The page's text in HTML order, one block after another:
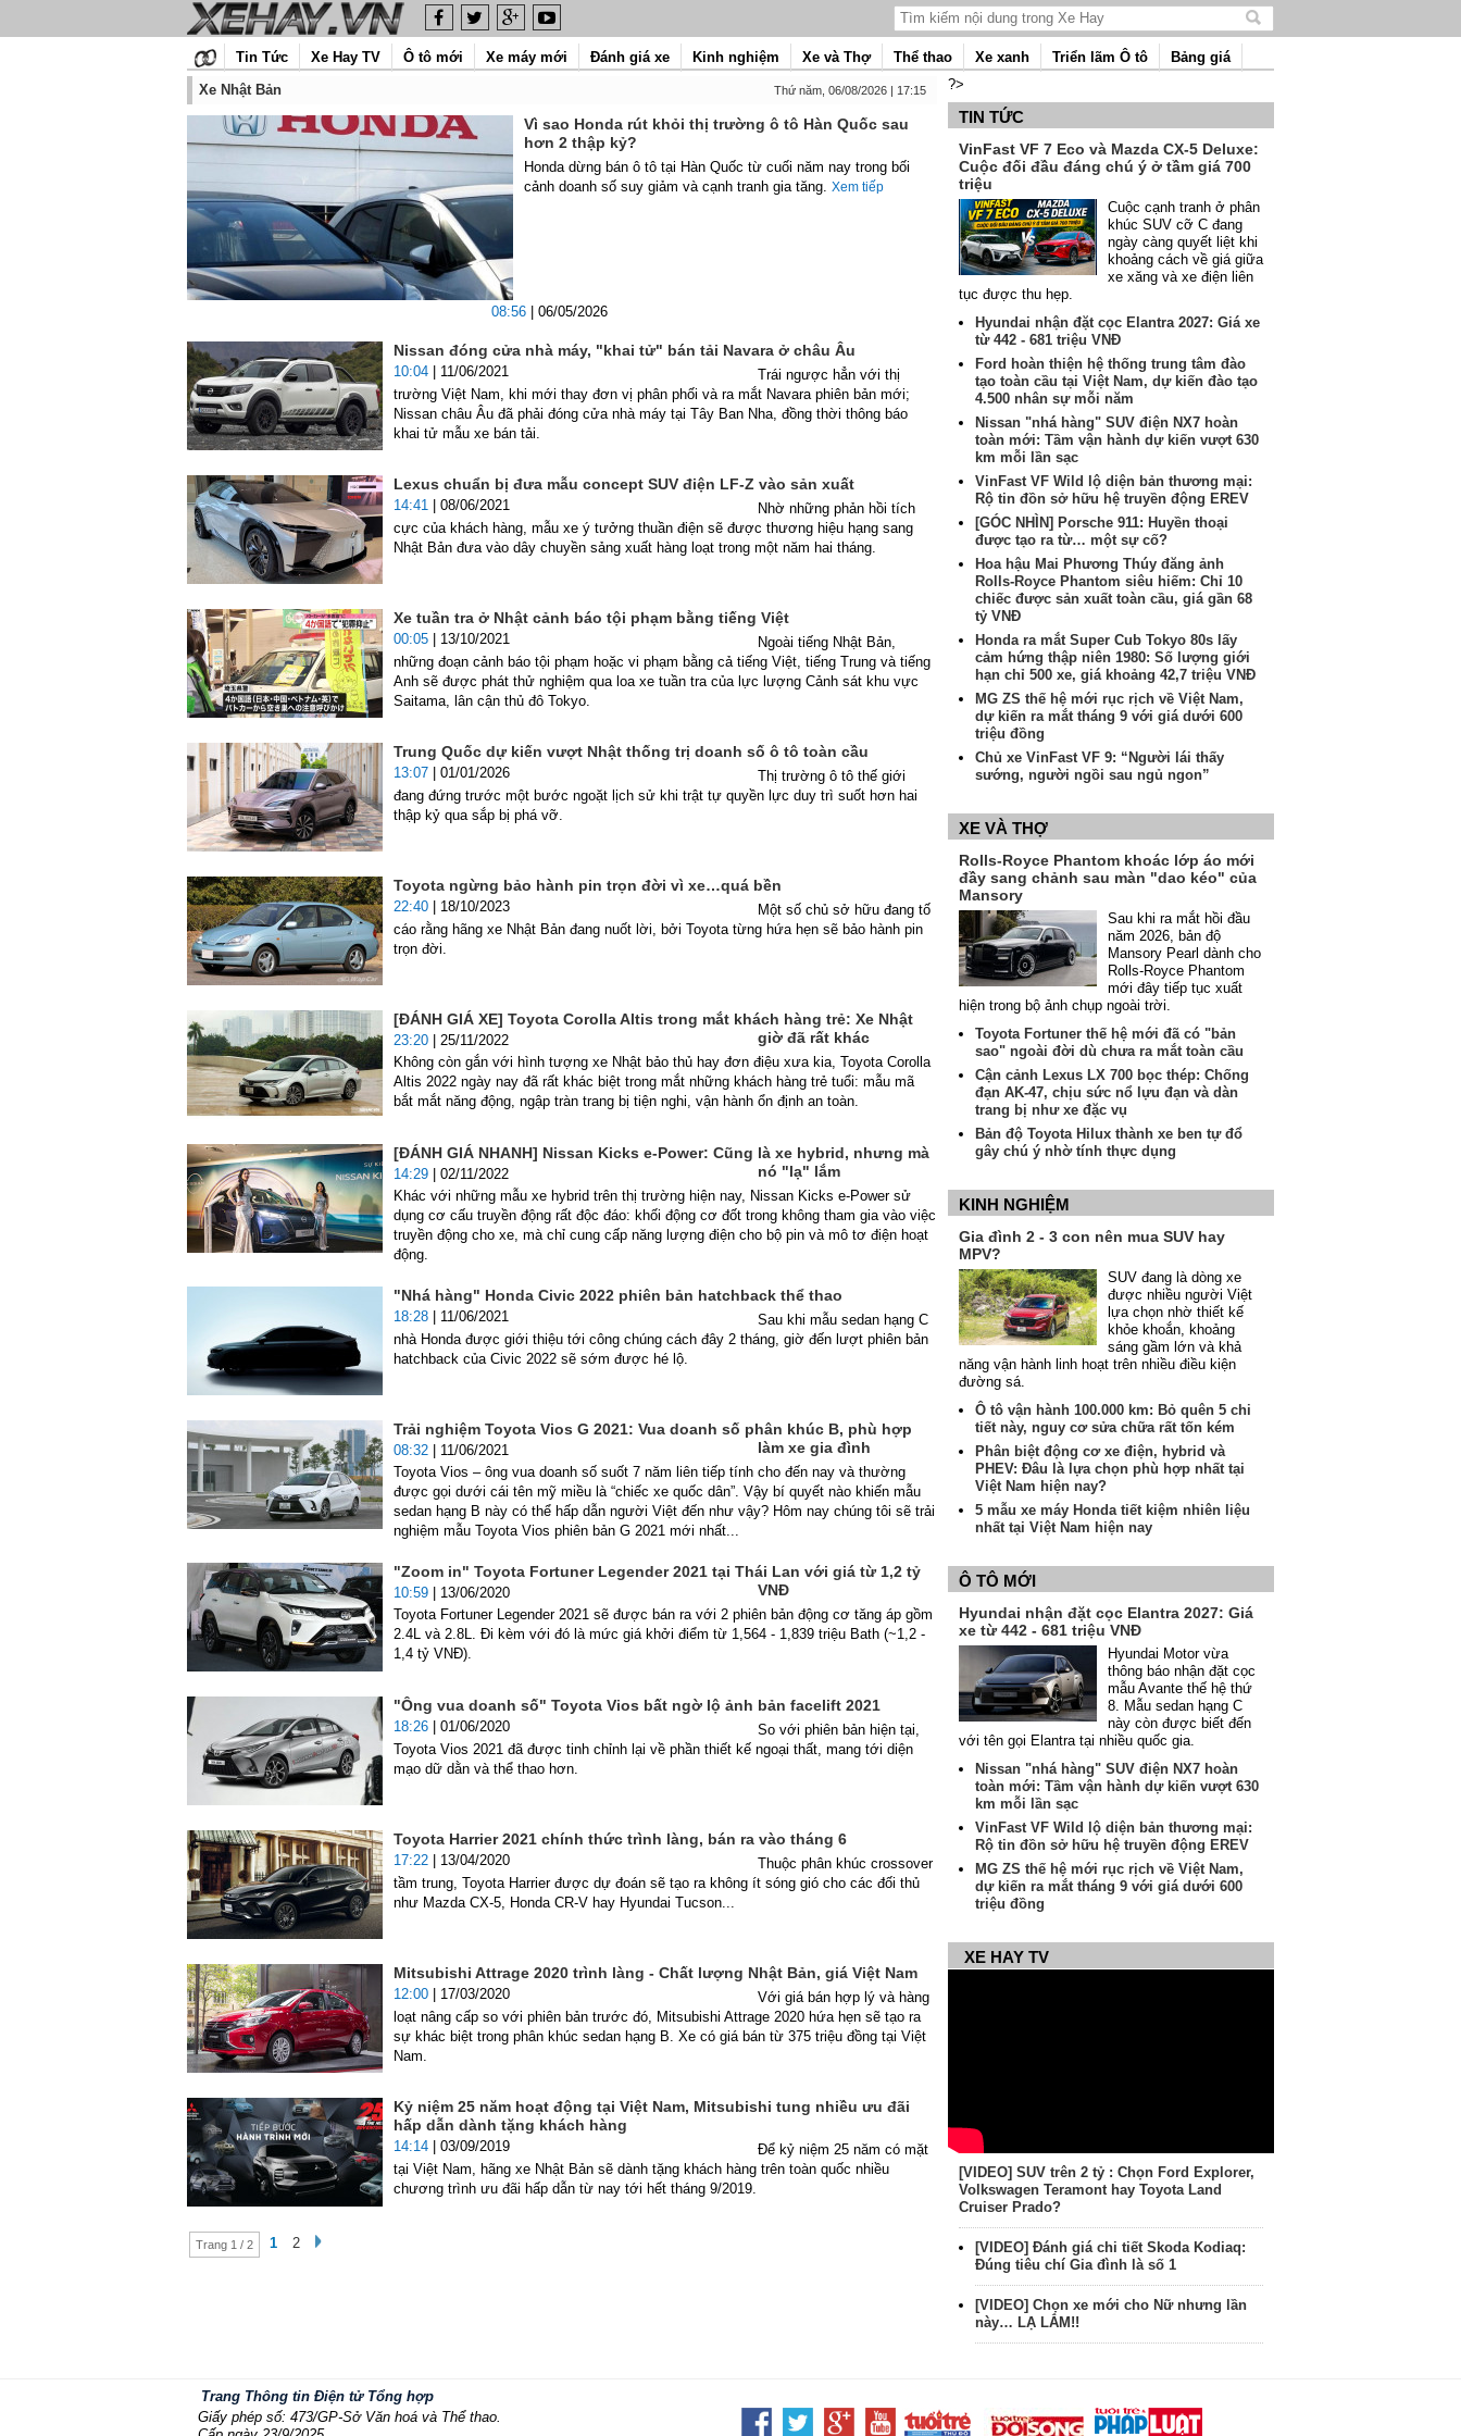
Tìm
nội
Tin Tức Xe Hay TV Ô tô mới Xe máy mới Đánh giá xe Kinh nghiệm Xe và Thợ Thể thao Xe xanh Triển lãm Ô tô
Bảng giá
Xe Nhật Bản
Thứ năm, 06/08/2026 | 17:15
Vì sao Honda rút khỏi thị trường ô tô Hàn Quốc sau
hơn 2 thập kỷ?
08:56 | 06/05/2026
Honda dừng bán ô tô tại Hàn Quốc từ cuối năm nay trong bối
cảnh doanh số suy giảm và cạnh tranh gia tăng. Xem tiếp
Nissan đóng cửa nhà máy, "khai tử" bán tải Navara ở châu Âu
10:04 | 11/06/2021
Trái ngược hẳn với thị
trường Việt Nam, khi mới thay đơn vị phân phối và ra mắt Navara phiên bản mới;
Nissan châu Âu đã phải đóng cửa nhà máy tại Tây Ban Nha, đồng thời thông báo
khai tử mẫu xe bán tải.
Lexus chuẩn bị đưa mẫu concept SUV điện LF-Z vào sản xuất
14:41 | 08/06/2021
Nhờ những phản hồi tích
cực của khách hàng, mẫu xe ý tưởng thuần điện sẽ được thương hiệu hạng sang
Nhật Bản đưa vào dây chuyền sảng xuất hàng loạt trong một năm hai tháng.
Xe tuần tra ở Nhật cảnh báo tội phạm bằng tiếng Việt
00:05 | 13/10/2021
Ngoài tiếng Nhật Bản,
những đoạn cảnh báo tội phạm hoặc vi phạm bằng cả tiếng Việt, tiếng Trung và tiếng
Anh sẽ được phát thử nghiệm qua loa xe tuần tra của lực lượng Cảnh sát khu vực
Saitama, lân cận thủ đô Tokyo.
Trung Quốc dự kiến vượt Nhật thống trị doanh số ô tô toàn cầu
13:07 | 01/01/2026
Thị trường ô tô thế giới
đang đứng trước một bước ngoặt lịch sử khi trật tự quyền lực duy trì suốt hơn hai
thập kỷ qua sắp bị phá vỡ.
Toyota ngừng bảo hành pin trọn đời vì xe…quá bền
22:40 | 18/10/2023
Một số chủ sở hữu đang tố
cáo rằng hãng xe Nhật Bản đang nuốt lời, bởi Toyota từng hứa hẹn sẽ bảo hành pin
trọn đời.
[ĐÁNH GIÁ XE] Toyota Corolla Altis trong mắt khách hàng trẻ: Xe Nhật
giờ đã rất khác
23:20 | 25/11/2022
Không còn gắn với hình tượng xe Nhật bảo thủ hay đơn điệu xưa kia, Toyota Corolla
Altis 2022 ngày nay đã rất khác biệt trong mắt những khách hàng trẻ tuổi: mẫu mã
bắt mắt năng động, ngập tràn trang bị tiện nghi, vận hành ổn định an toàn.
[ĐÁNH GIÁ NHANH] Nissan Kicks e-Power: Cũng là xe hybrid, nhưng mà
nó "lạ" lắm
14:29 | 02/11/2022
Khác với những mẫu xe hybrid trên thị trường hiện nay, Nissan Kicks e-Power sử
dụng cơ cấu truyền động rất độc đáo: khối động cơ đốt trong không tham gia vào việc
truyền động cho xe, mà chỉ cung cấp năng lượng điện cho bộ pin và mô tơ điện hoạt
động.
"Nhá hàng" Honda Civic 2022 phiên bản hatchback thể thao
18:28 | 11/06/2021
Sau khi mẫu sedan hạng C
nhà Honda được giới thiệu tới công chúng cách đây 2 tháng, giờ đến lượt phiên bản
hatchback của Civic 2022 sẽ sớm được hé lộ.
Trải nghiệm Toyota Vios G 2021: Vua doanh số phân khúc B, phù hợp
làm xe gia đình
08:32 | 11/06/2021
Toyota Vios – ông vua doanh số suốt 7 năm liên tiếp tính cho đến nay và thường
được gọi dưới cái tên mỹ miều là “chiếc xe quốc dân”. Vậy bí quyết nào khiến mẫu
sedan hạng B này có thể hấp dẫn người Việt đến như vậy? Hôm nay chúng tôi sẽ trải
nghiệm mẫu Toyota Vios phiên bản G 2021 mới nhất...
"Zoom in" Toyota Fortuner Legender 2021 tại Thái Lan với giá từ 1,2 tỷ
VNĐ
10:59 | 13/06/2020
Toyota Fortuner Legender 2021 sẽ được bán ra với 2 phiên bản động cơ tăng áp gồm
2.4L và 2.8L. Đi kèm với đó là mức giá khởi điểm từ 1,564 - 1,839 triệu Bath (~1,2 -
1,4 tỷ VNĐ).
"Ông vua doanh số" Toyota Vios bất ngờ lộ ảnh bản facelift 2021
18:26 | 01/06/2020
So với phiên bản hiện tại,
Toyota Vios 2021 đã được tinh chỉnh lại về phần thiết kế ngoại thất, mang tới diện
mạo dữ dằn và thể thao hơn.
Toyota Harrier 2021 chính thức trình làng, bán ra vào tháng 6
17:22 | 13/04/2020
Thuộc phân khúc crossover
tầm trung, Toyota Harrier được dự đoán sẽ tạo ra không ít sóng gió cho các đối thủ
như Mazda CX-5, Honda CR-V hay Hyundai Tucson...
Mitsubishi Attrage 2020 trình làng - Chất lượng Nhật Bản, giá Việt Nam
12:00 | 17/03/2020
Với giá bán hợp lý và hàng
loạt nâng cấp so với phiên bản trước đó, Mitsubishi Attrage 2020 hứa hẹn sẽ tạo ra
sự khác biệt trong phân khúc sedan hạng B. Xe có giá bán từ 375 triệu đồng tại Việt
Nam.
Kỷ niệm 25 năm hoạt động tại Việt Nam, Mitsubishi tung nhiều ưu đãi
hấp dẫn dành tặng khách hàng
14:14 | 03/09/2019
Để kỷ niệm 25 năm có mặt
tại Việt Nam, hãng xe Nhật Bản sẽ dành tặng khách hàng trên toàn quốc nhiều
chương trình ưu đãi hấp dẫn từ nay tới hết tháng 9/2019.
Trang 1 / 2 1 2
?>
TIN TỨC
VinFast VF 7 Eco và Mazda CX-5 Deluxe:
Cuộc đối đầu đáng chú ý ở tầm giá 700
triệu
Cuộc cạnh tranh ở phân
khúc SUV cỡ C đang
ngày càng quyết liệt khi
khoảng cách về giá giữa
xe xăng và xe điện liên
tục được thu hẹp.
Hyundai nhận đặt cọc Elantra 2027: Giá xe
từ 442 - 681 triệu VNĐ
Ford hoàn thiện hệ thống trung tâm đào
tạo toàn cầu tại Việt Nam, dự kiến đào tạo
4.500 nhân sự mỗi năm
Nissan "nhá hàng" SUV điện NX7 hoàn
toàn mới: Tầm vận hành dự kiến vượt 630
km mỗi lần sạc
VinFast VF Wild lộ diện bản thương mại:
Rộ tin đồn sở hữu hệ truyền động EREV
[GÓC NHÌN] Porsche 911: Huyền thoại
được tạo ra từ… một sự cố?
Hoa hậu Mai Phương Thúy đăng ảnh
Rolls-Royce Phantom siêu hiếm: Chỉ 10
chiếc được sản xuất toàn cầu, giá gần 68
tỷ VNĐ
Honda ra mắt Super Cub Tokyo 80s lấy
cảm hứng thập niên 1980: Số lượng giới
hạn chỉ 500 xe, giá khoảng 42,7 triệu VNĐ
MG ZS thế hệ mới rục rịch về Việt Nam,
dự kiến ra mắt tháng 9 với giá dưới 600
triệu đồng
Chủ xe VinFast VF 9: “Người lái thấy
sướng, người ngồi sau ngủ ngon”
XE VÀ THỢ
Rolls-Royce Phantom khoác lớp áo mới
đầy sang chảnh sau màn "dao kéo" của
Mansory
Sau khi ra mắt hồi đầu
năm 2026, bản độ
Mansory Pearl dành cho
Rolls-Royce Phantom
mới đây tiếp tục xuất
hiện trong bộ ảnh chụp ngoài trời.
Toyota Fortuner thế hệ mới đã có "bản
sao" ngoài đời dù chưa ra mắt toàn cầu
Cận cảnh Lexus LX 700 bọc thép: Chống
đạn AK-47, chịu sức nổ lựu đạn và dàn
trang bị như xe đặc vụ
Bản độ Toyota Hilux thành xe ben tự đổ
gây chú ý nhờ tính thực dụng
KINH NGHIỆM
Gia đình 2 - 3 con nên mua SUV hay
MPV?
SUV đang là dòng xe
được nhiều người Việt
lựa chọn nhờ thiết kế
khỏe khoắn, khoảng
sáng gầm lớn và khả
năng vận hành linh hoạt trên nhiều điều kiện
đường sá.
Ô tô vận hành 100.000 km: Bỏ quên 5 chi
tiết này, nguy cơ sửa chữa rất tốn kém
Phân biệt động cơ xe điện, hybrid và
PHEV: Đâu là lựa chọn phù hợp nhất tại
Việt Nam hiện nay?
5 mẫu xe máy Honda tiết kiệm nhiên liệu
nhất tại Việt Nam hiện nay
Ô TÔ MỚI
Hyundai nhận đặt cọc Elantra 2027: Giá
xe từ 442 - 681 triệu VNĐ
Hyundai Motor vừa
thông báo nhận đặt cọc
mẫu Avante thế hệ thứ
8. Mẫu sedan hạng C
này còn được biết đến
với tên gọi Elantra tại nhiều quốc gia.
Nissan "nhá hàng" SUV điện NX7 hoàn
toàn mới: Tầm vận hành dự kiến vượt 630
km mỗi lần sạc
VinFast VF Wild lộ diện bản thương mại:
Rộ tin đồn sở hữu hệ truyền động EREV
MG ZS thế hệ mới rục rịch về Việt Nam,
dự kiến ra mắt tháng 9 với giá dưới 600
triệu đồng
XE HAY TV
[VIDEO] SUV trên 2 tỷ : Chọn Ford Explorer,
Volkswagen Teramont hay Toyota Land
Cruiser Prado?
[VIDEO] Đánh giá chi tiết Skoda Kodiaq:
Đúng tiêu chí Gia đình là số 1
[VIDEO] Chọn xe mới cho Nữ nhưng lần
này… LẠ LẮM!!
Trang Thông tin Điện tử Tổng hợp
Giấy phép số: 473/GP-Sở Văn hoá và Thể thao.